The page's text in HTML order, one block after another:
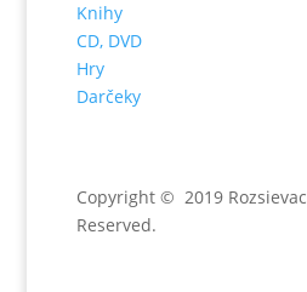
Knihy
CD, DVD
Hry
Darčeky
Copyright © 2019 Rozsievac
Reserved.